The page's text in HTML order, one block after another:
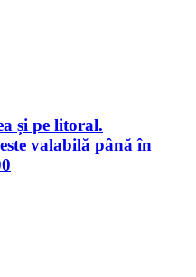
și pe litoral.
valabilă până în